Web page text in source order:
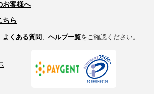
お客様へ
ちら
よくある質問、 ヘルプ一覧をご確認ください。